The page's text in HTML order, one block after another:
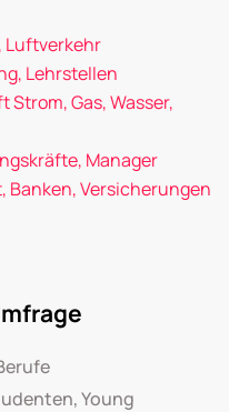
Luftverkehr
Lehrstellen
Gas, Wasser,
Manager
Versicherungen
Young